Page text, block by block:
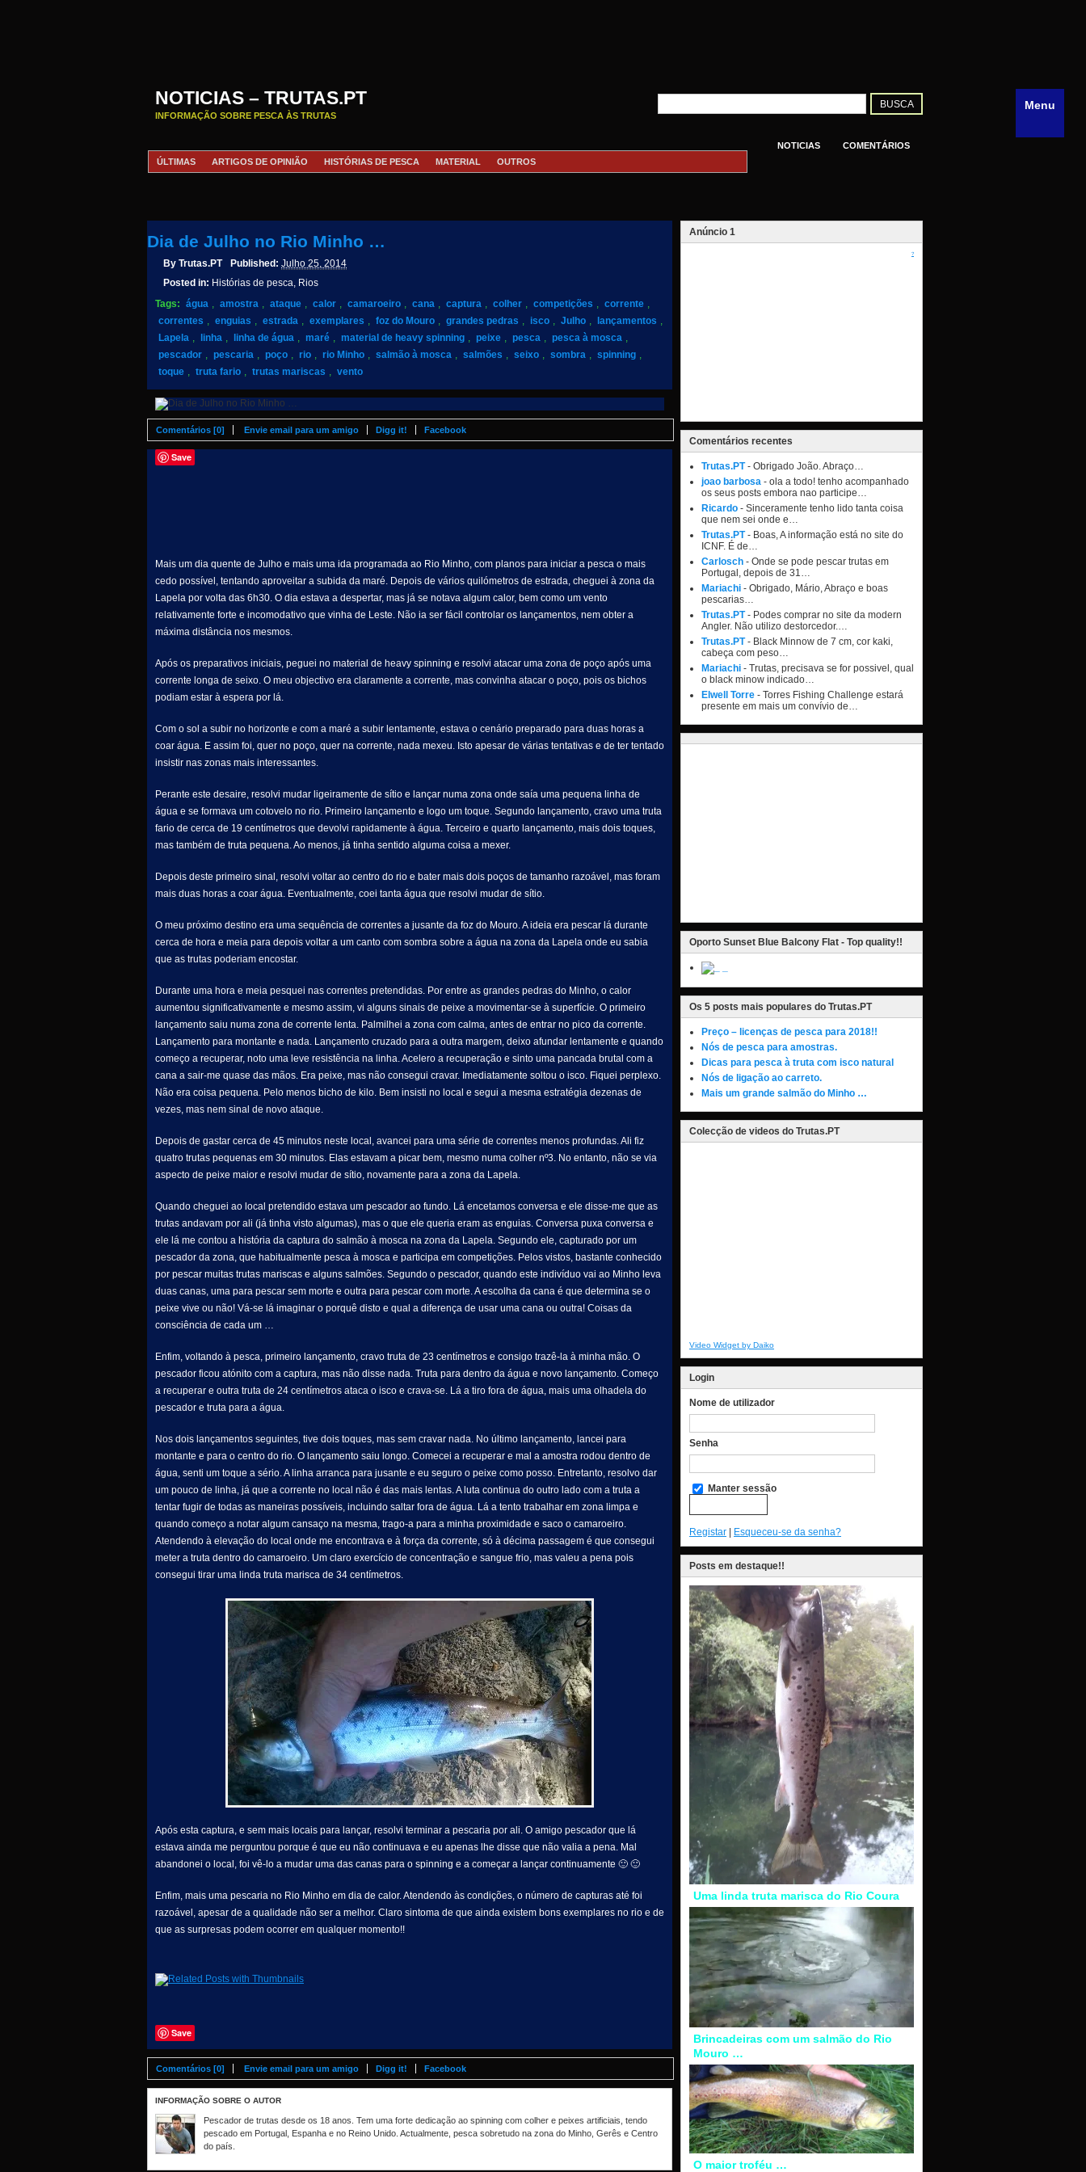
NOTICIAS – TRUTAS.PT
INFORMAÇÃO SOBRE PESCA ÀS TRUTAS
NOTICIAS
COMENTÁRIOS
ÚLTIMAS
ARTIGOS DE OPINIÃO HISTÓRIAS DE PESCA MATERIAL OUTROS
Dia de Julho no Rio Minho …
By Trutas.PT Published: Julho 25, 2014
Posted in: Histórias de pesca, Rios
Tags: água , amostra , ataque , calor , camaroeiro , cana , captura , colher , competições , corrente ,
correntes , enguias , estrada , exemplares , foz do Mouro , grandes pedras , isco , Julho , lançamentos ,
Lapela , linha , linha de água , maré , material de heavy spinning , peixe , pesca , pesca à mosca ,
pescador , pescaria , poço , rio , rio Minho , salmão à mosca , salmões , seixo , sombra , spinning ,
toque , truta fario , trutas mariscas , vento
Comentários [0] Envie email para um amigo Digg it! Facebook
Save
Mais um dia quente de Julho e mais uma ida programada ao Rio Minho, com planos para iniciar a pesca o mais
cedo possível, tentando aproveitar a subida da maré. Depois de vários quilómetros de estrada, cheguei à zona da
Lapela por volta das 6h30. O dia estava a despertar, mas já se notava algum calor, bem como um vento
relativamente forte e incomodativo que vinha de Leste. Não ia ser fácil controlar os lançamentos, nem obter a
máxima distância nos mesmos.
Após os preparativos iniciais, peguei no material de heavy spinning e resolvi atacar uma zona de poço após uma
corrente longa de seixo. O meu objectivo era claramente a corrente, mas convinha atacar o poço, pois os bichos
podiam estar à espera por lá.
Com o sol a subir no horizonte e com a maré a subir lentamente, estava o cenário preparado para duas horas a
coar água. E assim foi, quer no poço, quer na corrente, nada mexeu. Isto apesar de várias tentativas e de ter tentado
insistir nas zonas mais interessantes.
Perante este desaire, resolvi mudar ligeiramente de sítio e lançar numa zona onde saía uma pequena linha de
água e se formava um cotovelo no rio. Primeiro lançamento e logo um toque. Segundo lançamento, cravo uma truta
fario de cerca de 19 centímetros que devolvi rapidamente à água. Terceiro e quarto lançamento, mais dois toques,
mas também de truta pequena. Ao menos, já tinha sentido alguma coisa a mexer.
Depois deste primeiro sinal, resolvi voltar ao centro do rio e bater mais dois poços de tamanho razoável, mas foram
mais duas horas a coar água. Eventualmente, coei tanta água que resolvi mudar de sítio.
O meu próximo destino era uma sequência de correntes a jusante da foz do Mouro. A ideia era pescar lá durante
cerca de hora e meia para depois voltar a um canto com sombra sobre a água na zona da Lapela onde eu sabia
que as trutas poderiam encostar.
Durante uma hora e meia pesquei nas correntes pretendidas. Por entre as grandes pedras do Minho, o calor
aumentou significativamente e mesmo assim, vi alguns sinais de peixe a movimentar-se à superfície. O primeiro
lançamento saiu numa zona de corrente lenta. Palmilhei a zona com calma, antes de entrar no pico da corrente.
Lançamento para montante e nada. Lançamento cruzado para a outra margem, deixo afundar lentamente e quando
começo a recuperar, noto uma leve resistência na linha. Acelero a recuperação e sinto uma pancada brutal com a
cana a sair-me quase das mãos. Era peixe, mas não consegui cravar. Imediatamente soltou o isco. Fiquei perplexo.
Não era coisa pequena. Pelo menos bicho de kilo. Bem insisti no local e segui a mesma estratégia dezenas de
vezes, mas nem sinal de novo ataque.
Depois de gastar cerca de 45 minutos neste local, avancei para uma série de correntes menos profundas. Ali fiz
quatro trutas pequenas em 30 minutos. Elas estavam a picar bem, mesmo numa colher nº3. No entanto, não se via
aspecto de peixe maior e resolvi mudar de sítio, novamente para a zona da Lapela.
Quando cheguei ao local pretendido estava um pescador ao fundo. Lá encetamos conversa e ele disse-me que as
trutas andavam por ali (já tinha visto algumas), mas o que ele queria eram as enguias. Conversa puxa conversa e
ele lá me contou a história da captura do salmão à mosca na zona da Lapela. Segundo ele, capturado por um
pescador da zona, que habitualmente pesca à mosca e participa em competições. Pelos vistos, bastante conhecido
por pescar muitas trutas mariscas e alguns salmões. Segundo o pescador, quando este indivíduo vai ao Minho leva
duas canas, uma para pescar sem morte e outra para pescar com morte. A escolha da cana é que determina se o
peixe vive ou não! Vá-se lá imaginar o porquê disto e qual a diferença de usar uma cana ou outra! Coisas da
consciência de cada um …
Enfim, voltando à pesca, primeiro lançamento, cravo truta de 23 centímetros e consigo trazê-la à minha mão. O
pescador ficou atónito com a captura, mas não disse nada. Truta para dentro da água e novo lançamento. Começo
a recuperar e outra truta de 24 centímetros ataca o isco e crava-se. Lá a tiro fora de água, mais uma olhadela do
pescador e truta para a água.
Nos dois lançamentos seguintes, tive dois toques, mas sem cravar nada. No último lançamento, lancei para
montante e para o centro do rio. O lançamento saiu longo. Comecei a recuperar e mal a amostra rodou dentro de
água, senti um toque a sério. A linha arranca para jusante e eu seguro o peixe como posso. Entretanto, resolvo dar
um pouco de linha, já que a corrente no local não é das mais lentas. A luta continua do outro lado com a truta a
tentar fugir de todas as maneiras possíveis, incluindo saltar fora de água. Lá a tento trabalhar em zona limpa e
quando começo a notar algum cansaço na mesma, trago-a para a minha proximidade e saco o camaroeiro.
Atendendo à elevação do local onde me encontrava e à força da corrente, só à décima passagem é que consegui
meter a truta dentro do camaroeiro. Um claro exercício de concentração e sangue frio, mas valeu a pena pois
consegui tirar uma linda truta marisca de 34 centímetros.
Após esta captura, e sem mais locais para lançar, resolvi terminar a pescaria por ali. O amigo pescador que lá
estava ainda me perguntou porque é que eu não continuava e eu apenas lhe disse que não valia a pena. Mal
abandonei o local, foi vê-lo a mudar uma das canas para o spinning e a começar a lançar continuamente 🙂 🙂
Enfim, mais uma pescaria no Rio Minho em dia de calor. Atendendo às condições, o número de capturas até foi
razoável, apesar de a qualidade não ser a melhor. Claro sintoma de que ainda existem bons exemplares no rio e de
que as surpresas podem ocorrer em qualquer momento!!
Save
Comentários [0] Envie email para um amigo Digg it! Facebook
INFORMAÇÃO SOBRE O AUTOR
Pescador de trutas desde os 18 anos. Tem uma forte dedicação ao spinning com colher e peixes artificiais, tendo
pescado em Portugal, Espanha e no Reino Unido. Actualmente, pesca sobretudo na zona do Minho, Gerês e Centro
do país.
Anúncio 1
?
Comentários recentes
Trutas.PT- Obrigado João. Abraço…
joao barbosa - ola a todo! tenho acompanhado
os seus posts embora nao participe…
Ricardo - Sinceramente tenho lido tanta coisa
que nem sei onde e…
Trutas.PT- Boas, A informação está no site do
ICNF. É de…
Carlosch - Onde se pode pescar trutas em
Portugal, depois de 31…
Mariachi - Obrigado, Mário, Abraço e boas
pescarias…
Trutas.PT- Podes comprar no site da modern
Angler. Não utilizo destorcedor.…
Trutas.PT- Black Minnow de 7 cm, cor kaki,
cabeça com peso…
Mariachi - Trutas, precisava se for possivel, qual
o black minow indicado…
Elwell Torre - Torres Fishing Challenge estará
presente em mais um convívio de…
Oporto Sunset Blue Balcony Flat - Top quality!!
Os 5 posts mais populares do Trutas.PT
Preço – licenças de pesca para 2018!!
Nós de pesca para amostras.
Dicas para pesca à truta com isco natural
Nós de ligação ao carreto.
Mais um grande salmão do Minho …
Colecção de videos do Trutas.PT
Video Widget by Daiko
Login
Nome de utilizador
Senha
Manter sessão
Registar | Esqueceu-se da senha?
Posts em destaque!!
Uma linda truta marisca do Rio Coura
Brincadeiras com um salmão do Rio
Mouro …
O maior troféu …
Menu